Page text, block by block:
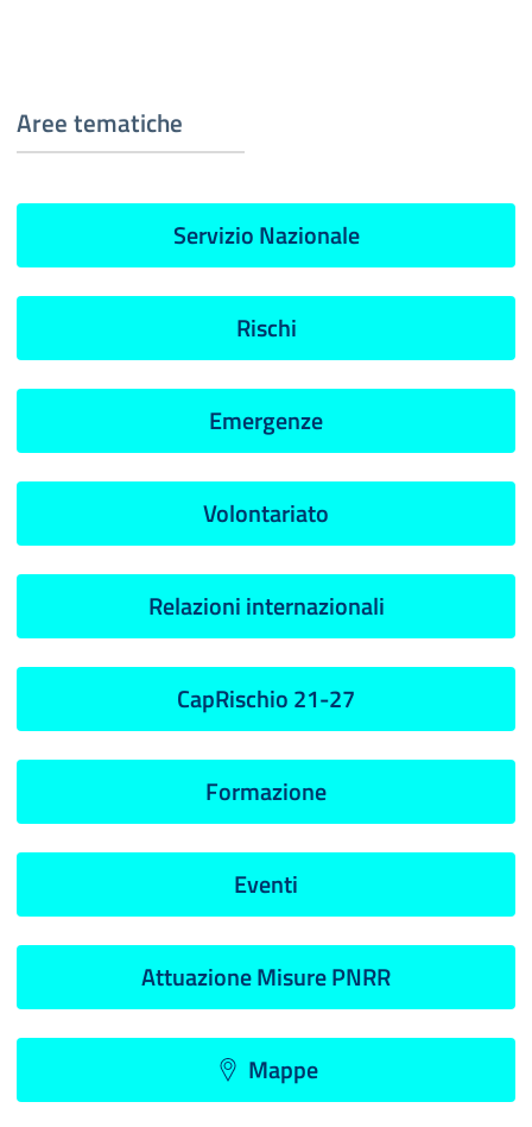
Aree tematiche
Servizio Nazionale
Rischi
Emergenze
Volontariato
Relazioni internazionali
CapRischio 21-27
Formazione
Eventi
Attuazione Misure PNRR
Mappe